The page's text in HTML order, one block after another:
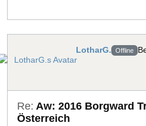
LotharG. Offline
Re: Aw: 2016 Borgward
Österreich